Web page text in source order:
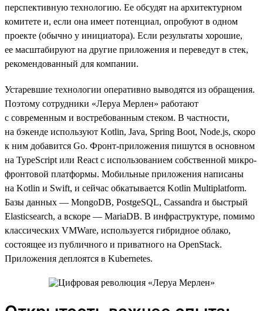
перспективную технологию. Ее обсудят на архитектурном
комитете и, если она имеет потенциал, опробуют в одном
проекте (обычно у инициатора). Если результаты хорошие,
ее масштабируют на другие приложения и переведут в стек,
рекомендованный для компании.
Устаревшие технологии оперативно выводятся из обращения.
Поэтому сотрудники «Леруа Мерлен» работают
с современным и востребованным стеком. В частности,
на бэкенде используют Kotlin, Java, Spring Boot, Node.js, скоро
к ним добавится Go. Фронт-приложения пишутся в основном
на TypeScript или React с использованием собственной микро-
фронтовой платформы. Мобильные приложения написаны
на Kotlin и Swift, и сейчас обкатывается Kotlin Multiplatform.
Базы данных — MongoDB, PostgeSQL, Cassandra и быстрый
Elasticsearch, а вскоре — MariaDB. В инфраструктуре, помимо
классических VMWare, используется гибридное облако,
состоящее из публичного и приватного на OpenStack.
Приложения деплоятся в Kubernetes.